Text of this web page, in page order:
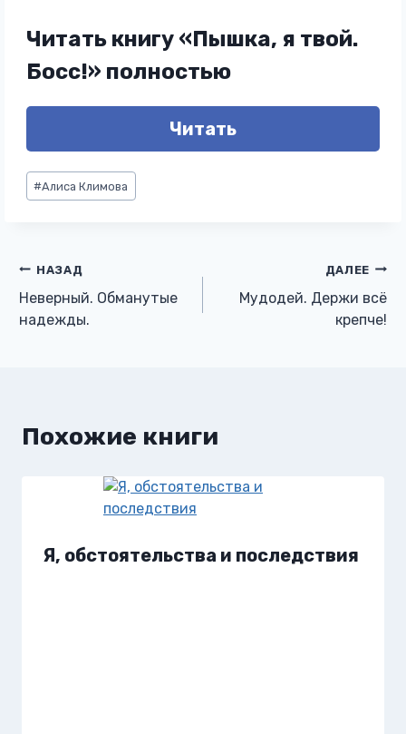
Читать книгу «Пышка, я твой.
Босс!» полностью
Читать
Метки
записи:
#Алиса Климова
Навигация
по
НАЗАД
Неверный. Обманутые
надежды.
ДАЛЕЕ
Мудодей. Держи всё
крепче!
Похожие книги
Я, обстоятельства и последствия